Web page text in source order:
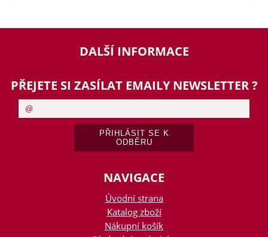
DALŠÍ INFORMACE
PŘEJETE SI ZASÍLAT EMAILY NEWSLETTER ?
NAVIGACE
Úvodní strana
Katalog zboží
Nákupní košík